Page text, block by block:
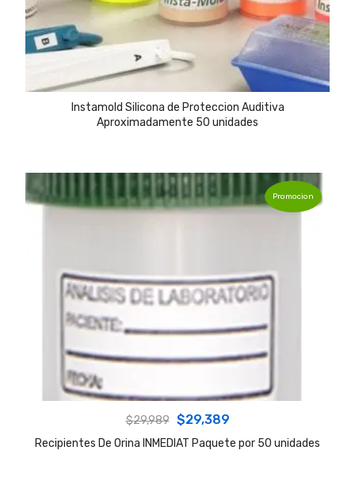
Instamold Silicona de Proteccion Auditiva
Aproximadamente 50 unidades
Promocion
$29,989 Original
price
$29,389Current
price
Recipientes De Orina INMEDIAT Paquete por 50 unidades